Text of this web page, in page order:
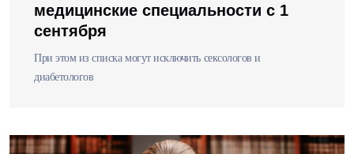
медицинские специальности с 1
сентября
При этом из списка могут исключить сексологов и
диабетологов